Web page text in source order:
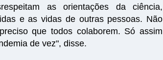
as orientações da ciência,
e as vidas de outras pessoas. Não
que todos colaborem. Só assim
de vez", disse.